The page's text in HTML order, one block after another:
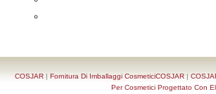
COSJAR | Fornitura Di Imballaggi CosmeticiCOSJAR |
Per Cosmetici Progettato Con